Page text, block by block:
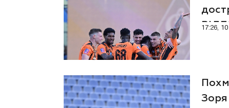
17:26,
Зоря